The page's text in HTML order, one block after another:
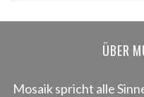
ÜBER
Mosaik spricht alle